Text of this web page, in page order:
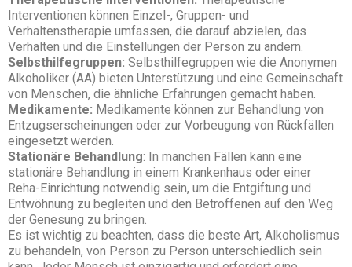
Interventionen können Einzel-, Gruppen- und
Verhaltenstherapie umfassen, die darauf abzielen, das
Verhalten und die Einstellungen der Person zu ändern.
Selbsthilfegruppen: Selbsthilfegruppen wie die Anonymen
Alkoholiker (AA) bieten Unterstützung und eine Gemeinschaft
von Menschen, die ähnliche Erfahrungen gemacht haben.
Medikamente: Medikamente können zur Behandlung von
Entzugserscheinungen oder zur Vorbeugung von Rückfällen
eingesetzt werden.
Stationäre Behandlung: In manchen Fällen kann eine
stationäre Behandlung in einem Krankenhaus oder einer
Reha-Einrichtung notwendig sein, um die Entgiftung und
Entwöhnung zu begleiten und den Betroffenen auf den Weg
der Genesung zu bringen.
Es ist wichtig zu beachten, dass die beste Art, Alkoholismus
zu behandeln, von Person zu Person unterschiedlich sein